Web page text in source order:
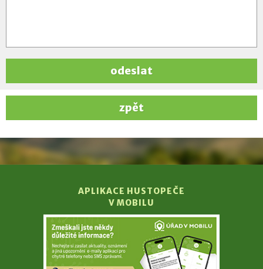
odeslat
zpět
APLIKACE HUSTOPEČE
V MOBILU